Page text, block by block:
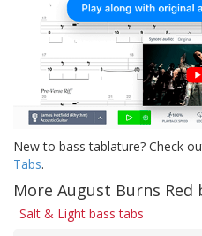
New to bass tablature? Check
Tabs.
More August Burns Red
Salt & Light bass tabs